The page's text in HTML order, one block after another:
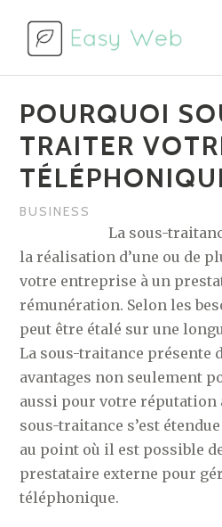
contenu
POURQUOI
TRAITER
BUSINESS
La sous-
la réalisation d’une ou de
votre entreprise à un
rémunération. Selon les
peut être étalé sur une
La sous-traitance présente
avantages non seulement
aussi pour votre réputation
sous-traitance s’est
au point où il est possible
prestataire externe pour
téléphonique.